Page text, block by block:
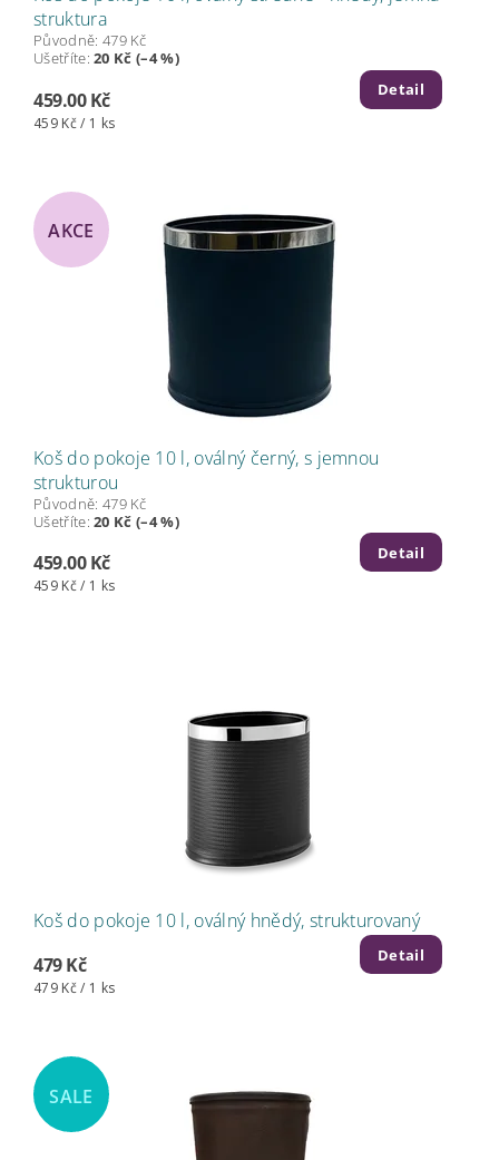
struktura
Původně: 479 Kč
Ušetříte:20 Kč (–4 %)
459.00 Kč
459 Kč / 1 ks
Detail
AKCE
Koš do pokoje 10 l, oválný černý, s jemnou
strukturou
Původně: 479 Kč
Ušetříte:20 Kč (–4 %)
459.00 Kč
459 Kč / 1 ks
Detail
Koš do pokoje 10 l, oválný hnědý, strukturovaný
479 Kč
479 Kč / 1 ks
Detail
SALE